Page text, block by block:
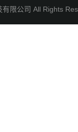
有限公司 All Rights